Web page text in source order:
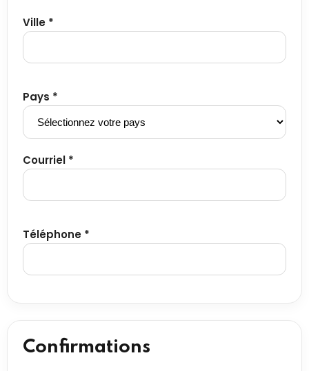
Ville *
Pays *
Courriel *
Téléphone *
Confirmations